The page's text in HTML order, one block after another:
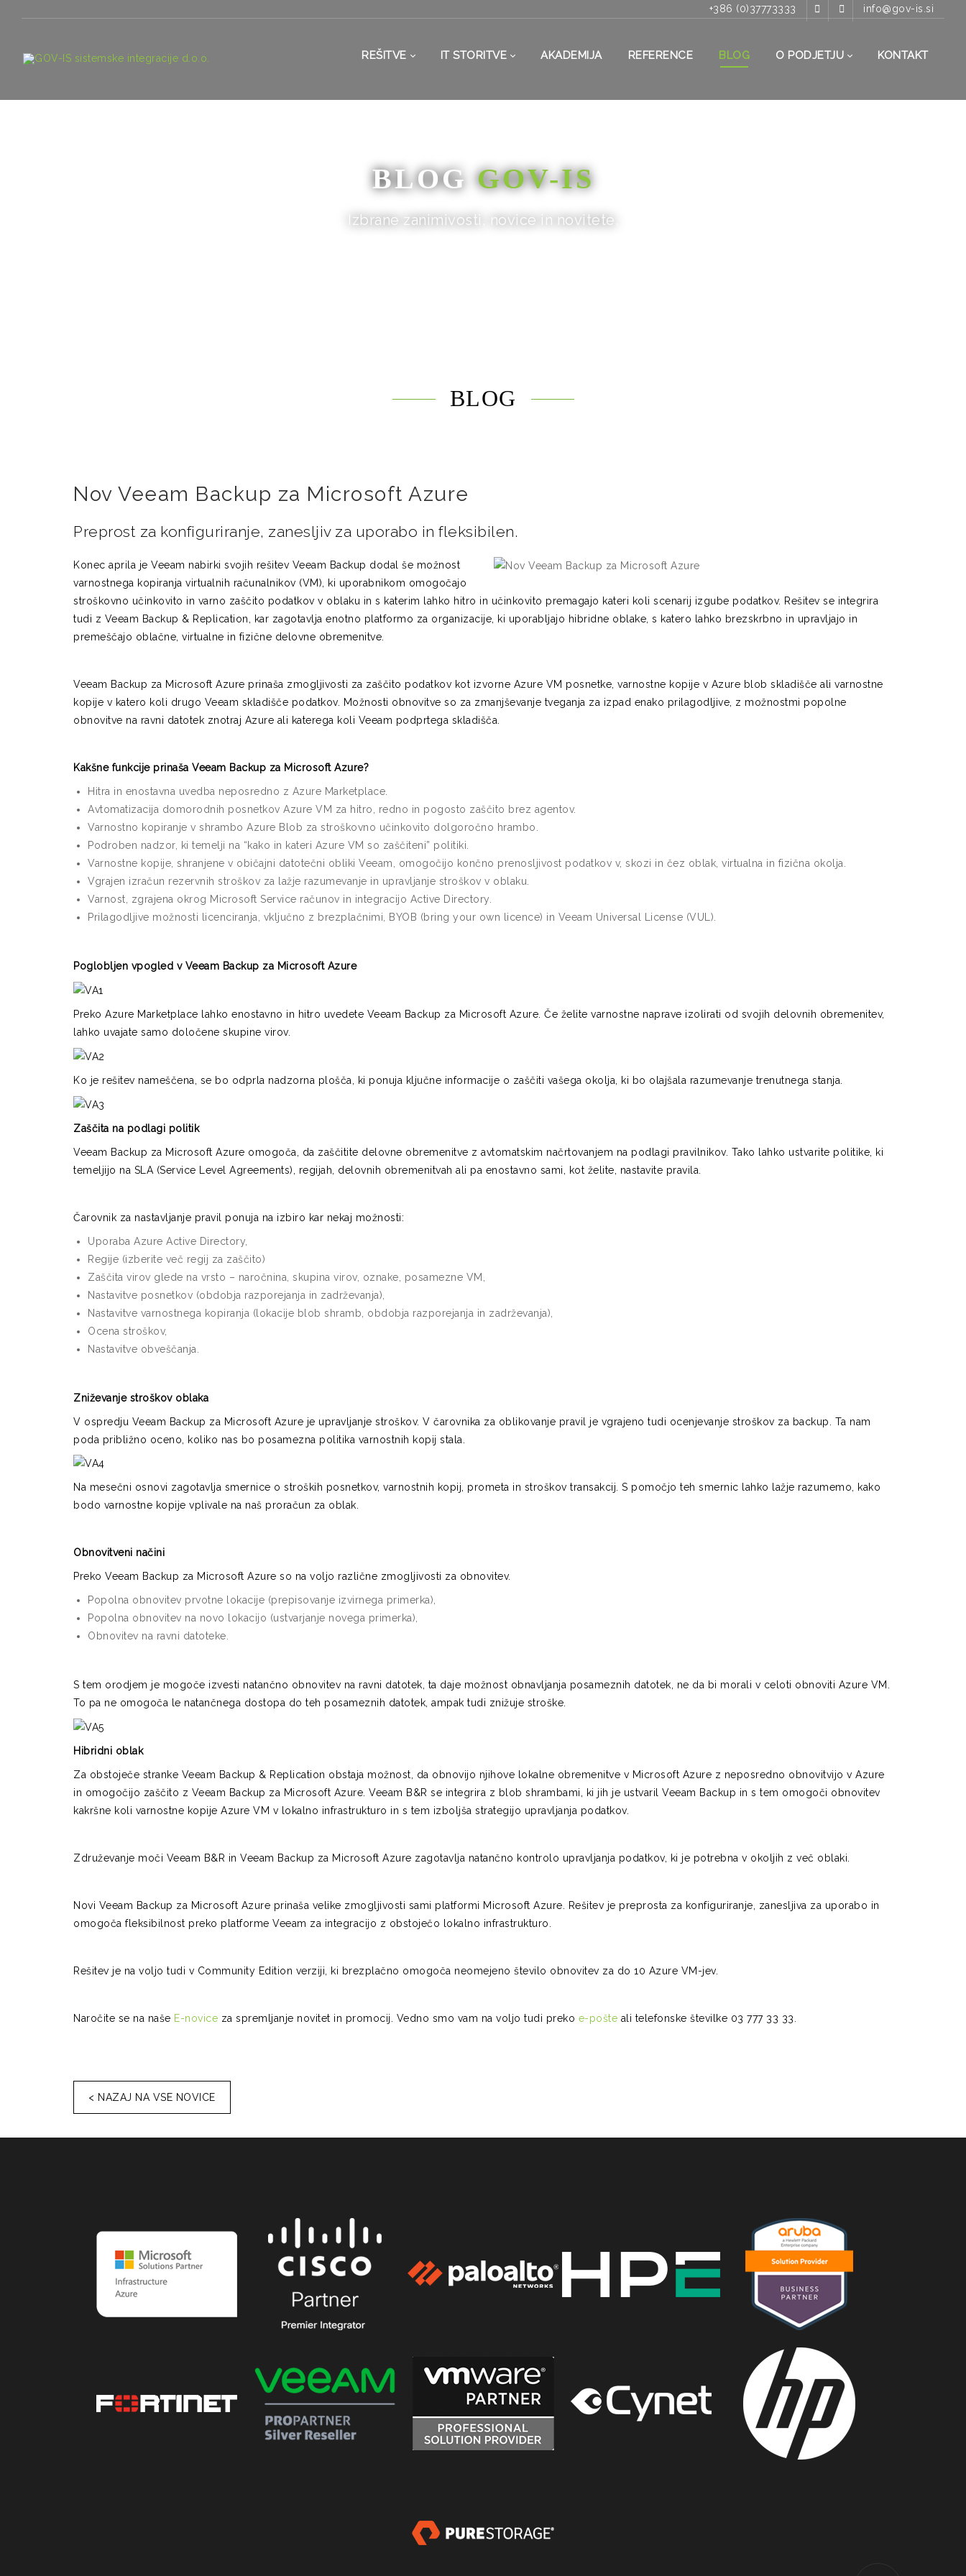
+386 (0)37773333 info@gov-is.si
REŠITVE IT STORITVE AKADEMIJA REFERENCE BLOG O PODJETJU KONTAKT
BLOGGOV-IS
Izbrane zanimivosti, novice in novitete.
BLOG
Nov Veeam Backup za Microsoft Azure
Preprost za konfiguriranje, zanesljiv za uporabo in fleksibilen.
Konec aprila je Veeam nabirki svojih rešitev Veeam Backup dodal še možnost
varnostnega kopiranja virtualnih računalnikov (VM), ki uporabnikom omogočajo
stroškovno učinkovito in varno zaščito podatkov v oblaku in s katerim lahko hitro in učinkovito premagajo kateri koli scenarij izgube podatkov. Rešitev se integrira
tudi z Veeam Backup & Replication, kar zagotavlja enotno platformo za organizacije, ki uporabljajo hibridne oblake, s katero lahko brezskrbno in upravljajo in
premeščajo oblačne, virtualne in fizične delovne obremenitve.
Veeam Backup za Microsoft Azure prinaša zmogljivosti za zaščito podatkov kot izvorne Azure VM posnetke, varnostne kopije v Azure blob skladišče ali varnostne
kopije v katero koli drugo Veeam skladišče podatkov. Možnosti obnovitve so za zmanjševanje tveganja za izpad enako prilagodljive, z možnostmi popolne
obnovitve na ravni datotek znotraj Azure ali katerega koli Veeam podprtega skladišča.
Kakšne funkcije prinaša Veeam Backup za Microsoft Azure?
Hitra in enostavna uvedba neposredno z Azure Marketplace.
Avtomatizacija domorodnih posnetkov Azure VM za hitro, redno in pogosto zaščito brez agentov.
Varnostno kopiranje v shrambo Azure Blob za stroškovno učinkovito dolgoročno hrambo.
Podroben nadzor, ki temelji na “kako in kateri Azure VM so zaščiteni” politiki.
Varnostne kopije, shranjene v običajni datotečni obliki Veeam, omogočijo končno prenosljivost podatkov v, skozi in čez oblak, virtualna in fizična okolja.
Vgrajen izračun rezervnih stroškov za lažje razumevanje in upravljanje stroškov v oblaku.
Varnost, zgrajena okrog Microsoft Service računov in integracijo Active Directory.
Prilagodljive možnosti licenciranja, vključno z brezplačnimi, BYOB (bring your own licence) in Veeam Universal License (VUL).
Poglobljen vpogled v Veeam Backup za Microsoft Azure
Preko Azure Marketplace lahko enostavno in hitro uvedete Veeam Backup za Microsoft Azure. Če želite varnostne naprave izolirati od svojih delovnih obremenitev,
lahko uvajate samo določene skupine virov.
Ko je rešitev nameščena, se bo odprla nadzorna plošča, ki ponuja ključne informacije o zaščiti vašega okolja, ki bo olajšala razumevanje trenutnega stanja.
Zaščita na podlagi politik
Veeam Backup za Microsoft Azure omogoča, da zaščitite delovne obremenitve z avtomatskim načrtovanjem na podlagi pravilnikov. Tako lahko ustvarite politike, ki
temeljijo na SLA (Service Level Agreements), regijah, delovnih obremenitvah ali pa enostavno sami, kot želite, nastavite pravila.
Čarovnik za nastavljanje pravil ponuja na izbiro kar nekaj možnosti:
Uporaba Azure Active Directory,
Regije (izberite več regij za zaščito)
Zaščita virov glede na vrsto – naročnina, skupina virov, oznake, posamezne VM,
Nastavitve posnetkov (obdobja razporejanja in zadrževanja),
Nastavitve varnostnega kopiranja (lokacije blob shramb, obdobja razporejanja in zadrževanja),
Ocena stroškov,
Nastavitve obveščanja.
Zniževanje stroškov oblaka
V ospredju Veeam Backup za Microsoft Azure je upravljanje stroškov. V čarovnika za oblikovanje pravil je vgrajeno tudi ocenjevanje stroškov za backup. Ta nam
poda približno oceno, koliko nas bo posamezna politika varnostnih kopij stala.
Na mesečni osnovi zagotavlja smernice o stroških posnetkov, varnostnih kopij, prometa in stroškov transakcij. S pomočjo teh smernic lahko lažje razumemo, kako
bodo varnostne kopije vplivale na naš proračun za oblak.
Obnovitveni načini
Preko Veeam Backup za Microsoft Azure so na voljo različne zmogljivosti za obnovitev.
Popolna obnovitev prvotne lokacije (prepisovanje izvirnega primerka),
Popolna obnovitev na novo lokacijo (ustvarjanje novega primerka),
Obnovitev na ravni datoteke.
S tem orodjem je mogoče izvesti natančno obnovitev na ravni datotek, ta daje možnost obnavljanja posameznih datotek, ne da bi morali v celoti obnoviti Azure VM.
To pa ne omogoča le natančnega dostopa do teh posameznih datotek, ampak tudi znižuje stroške.
Hibridni oblak
Za obstoječe stranke Veeam Backup & Replication obstaja možnost, da obnovijo njihove lokalne obremenitve v Microsoft Azure z neposredno obnovitvijo v Azure
in omogočijo zaščito z Veeam Backup za Microsoft Azure. Veeam B&R se integrira z blob shrambami, ki jih je ustvaril Veeam Backup in s tem omogoči obnovitev
kakršne koli varnostne kopije Azure VM v lokalno infrastrukturo in s tem izboljša strategijo upravljanja podatkov.
Združevanje moči Veeam B&R in Veeam Backup za Microsoft Azure zagotavlja natančno kontrolo upravljanja podatkov, ki je potrebna v okoljih z več oblaki.
Novi Veeam Backup za Microsoft Azure prinaša velike zmogljivosti sami platformi Microsoft Azure. Rešitev je preprosta za konfiguriranje, zanesljiva za uporabo in
omogoča fleksibilnost preko platforme Veeam za integracijo z obstoječo lokalno infrastrukturo.
Rešitev je na voljo tudi v Community Edition verziji, ki brezplačno omogoča neomejeno število obnovitev za do 10 Azure VM-jev.
Naročite se na naše E-novice za spremljanje novitet in promocij. Vedno smo vam na voljo tudi preko e-pošte ali telefonske številke 03 777 33 33.
< NAZAJ NA VSE NOVICE